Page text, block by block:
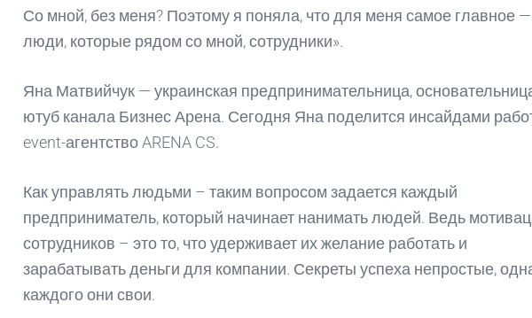
Со мной, без меня? Поэтому я поняла, что для меня самое главное —
люди, которые рядом со мной, сотрудники».
Яна Матвийчук — украинская предпринимательница,
ютуб канала Бизнес Арена. Сегодня Яна поделится инсайдами
event-агентство ARENA CS.
Как управлять людьми – таким вопросом задается каждый
предприниматель, который начинает нанимать людей. Ведь
сотрудников – это то, что удерживает их желание работать и
зарабатывать деньги для компании. Секреты успеха непростые,
каждого они свои.